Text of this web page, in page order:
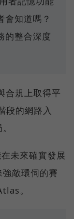
會知道嗎？
的整合深度
合規上取得平
段的網路入
未來確實發展
敵環伺的賽
。